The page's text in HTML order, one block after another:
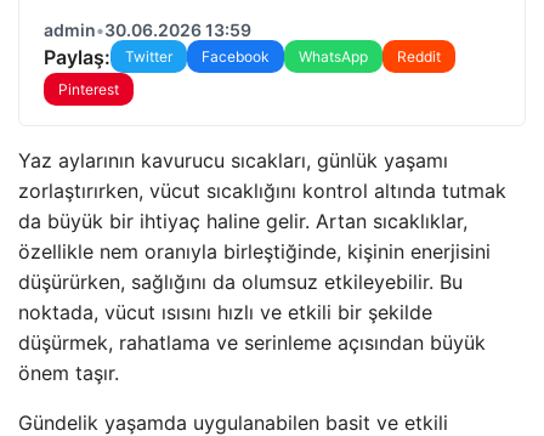
admin•30.06.2026 13:59
Paylaş: Twitter Facebook WhatsApp
Reddit
Pinterest
Yaz aylarının kavurucu sıcakları, günlük yaşamı
zorlaştırırken, vücut sıcaklığını kontrol altında tutmak
da büyük bir ihtiyaç haline gelir. Artan sıcaklıklar,
özellikle nem oranıyla birleştiğinde, kişinin enerjisini
düşürürken, sağlığını da olumsuz etkileyebilir. Bu
noktada, vücut ısısını hızlı ve etkili bir şekilde
düşürmek, rahatlama ve serinleme açısından büyük
önem taşır.
Gündelik yaşamda uygulanabilen basit ve etkili